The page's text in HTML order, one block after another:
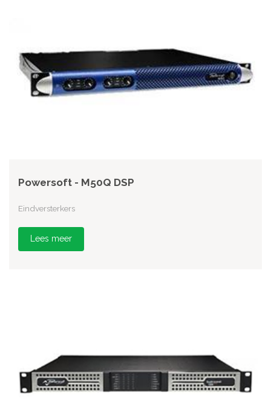
Powersoft - M50Q DSP
Eindversterkers
Lees meer